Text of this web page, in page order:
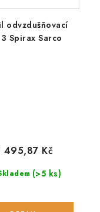
odvzdušňovací
Spirax Sarco
(>5 ks)
495,87 Kč